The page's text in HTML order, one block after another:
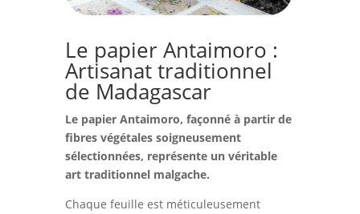
Le papier Antaimoro :
Artisanat traditionnel
de Madagascar
Le papier Antaimoro, façonné à partir de
fibres végétales soigneusement
sélectionnées, représente un véritable
art traditionnel malgache.
Chaque feuille est méticuleusement